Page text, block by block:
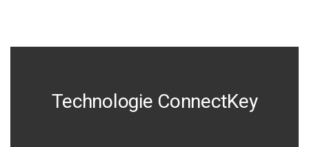
Technologie ConnectKey